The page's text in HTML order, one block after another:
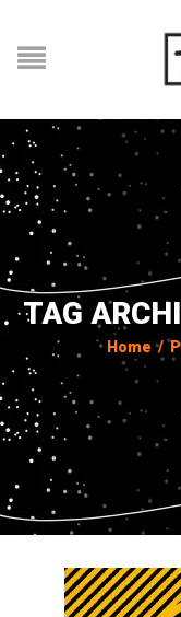
TAG
Home /